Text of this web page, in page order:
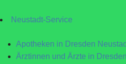
Neustadt-Service
Apotheken in Dresden
Ärztinnen und Ärzte in